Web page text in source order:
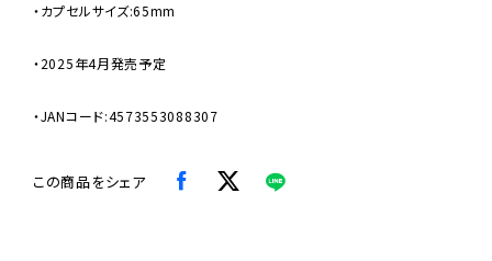
・カプセルサイズ:65mm
・2025年4月発売予定
・JANコード:4573553088307
この商品をシェア